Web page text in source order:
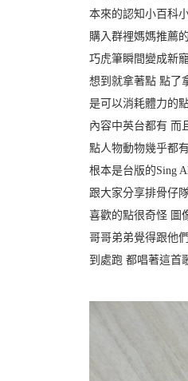
本來的認知小百科
購入群裡媽媽推薦
巧虎筆瞬間變成新寵
想到就拿著點 點了
是可以消耗體力的
內容中英台都有 而
點人物動物幾乎都
根本是台版的Sing
跟大家分享排骨仔
喜歡的點很奇怪 圖
哥哥弟弟覺得跟他
到處跑 都唱著這首